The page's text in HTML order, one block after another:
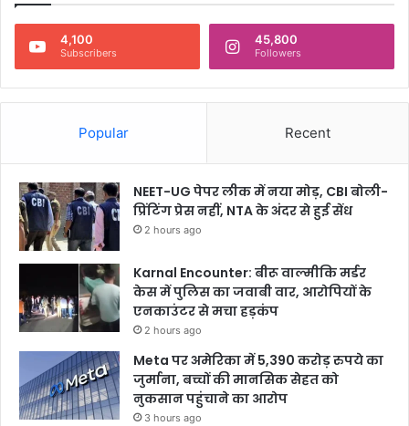
4,100
Subscribers
45,800
Followers
Popular Recent
NEET-UG पेपर लीक में नया मोड़, CBI बोली-
प्रिंटिंग प्रेस नहीं, NTA के अंदर से हुई सेंध
2 hours ago
Karnal Encounter: बीरू वाल्मीकि मर्डर
केस में पुलिस का जवाबी वार, आरोपियों के
एनकाउंटर से मचा हड़कंप
2 hours ago
Meta पर अमेरिका में 5,390 करोड़ रुपये का
जुर्माना, बच्चों की मानसिक सेहत को
नुकसान पहुंचाने का आरोप
3 hours ago